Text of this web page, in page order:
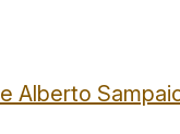
Alberto